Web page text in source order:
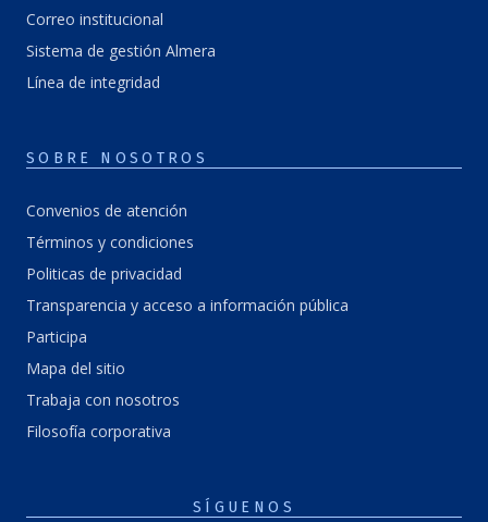
Correo institucional
Sistema de gestión Almera
Línea de integridad
SOBRE NOSOTROS
Convenios de atención
Términos y condiciones
Politicas de privacidad
Transparencia y acceso a información pública
Participa
Mapa del sitio
Trabaja con nosotros
Filosofía corporativa
SÍGUENOS